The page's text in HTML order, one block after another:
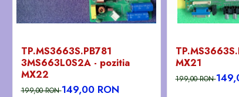
TP.MS3663S.PB781
3MS663L0S2A - pozitia
MX22
199,00 RON149,00 RON
MX21
199,00 RON